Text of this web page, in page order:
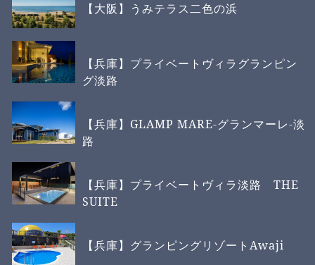
【大阪】うみテラス二色の浜
【兵庫】プライベートヴィラグランピン
グ淡路
【兵庫】GLAMP MARE-グランマーレ-淡
路
【兵庫】プライベートヴィラ淡路 THE
SUITE
【兵庫】グランピングリゾートAwaji